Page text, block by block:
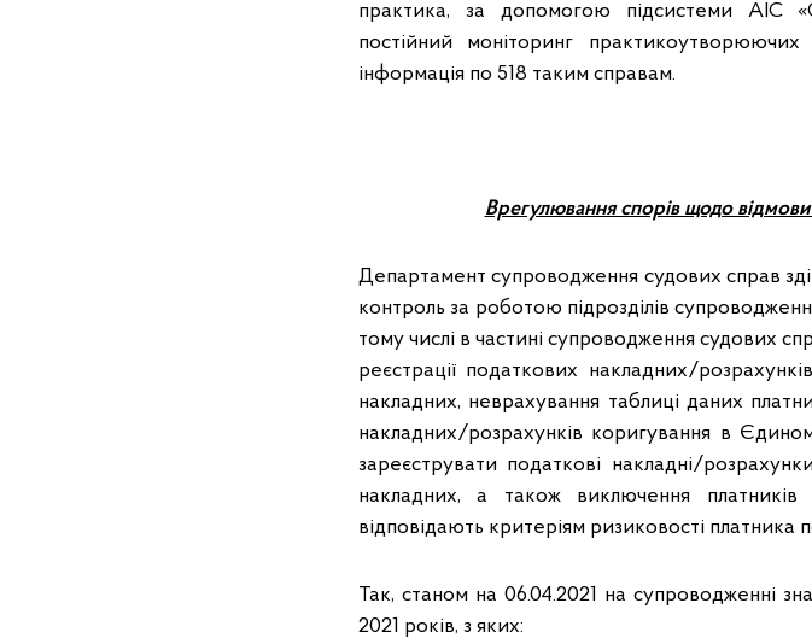
практика, за допомогою підсистеми АІС
постійний моніторинг
інформація по 518 таким справам.
Врегулювання спорів щодо
Департамент супроводження судових справ
контроль за роботою підрозділів
тому числі в частині супроводження судових
реєстрації податкових накладних/
накладних, неврахування таблиці даних
накладних/розрахунків коригування в
зареєструвати податкові накладні/
накладних, а також виключення платників
відповідають критеріям ризиковості платника
Так, станом на 06.04.2021 на супроводженні
2021 років, з яких: